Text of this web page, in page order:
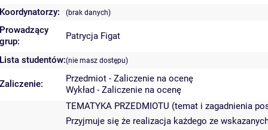
Koordynatorzy:
(brak danych)
Prowadzący
grup:
Patrycja Figat
Lista studentów:(nie masz dostępu)
Zaliczenie:
Przedmiot - Zaliczenie na ocenę
Wykład - Zaliczenie na ocenę
TEMATYKA PRZEDMIOTU (temat i zagadnienia
Przyjmuje się że realizacja każdego ze